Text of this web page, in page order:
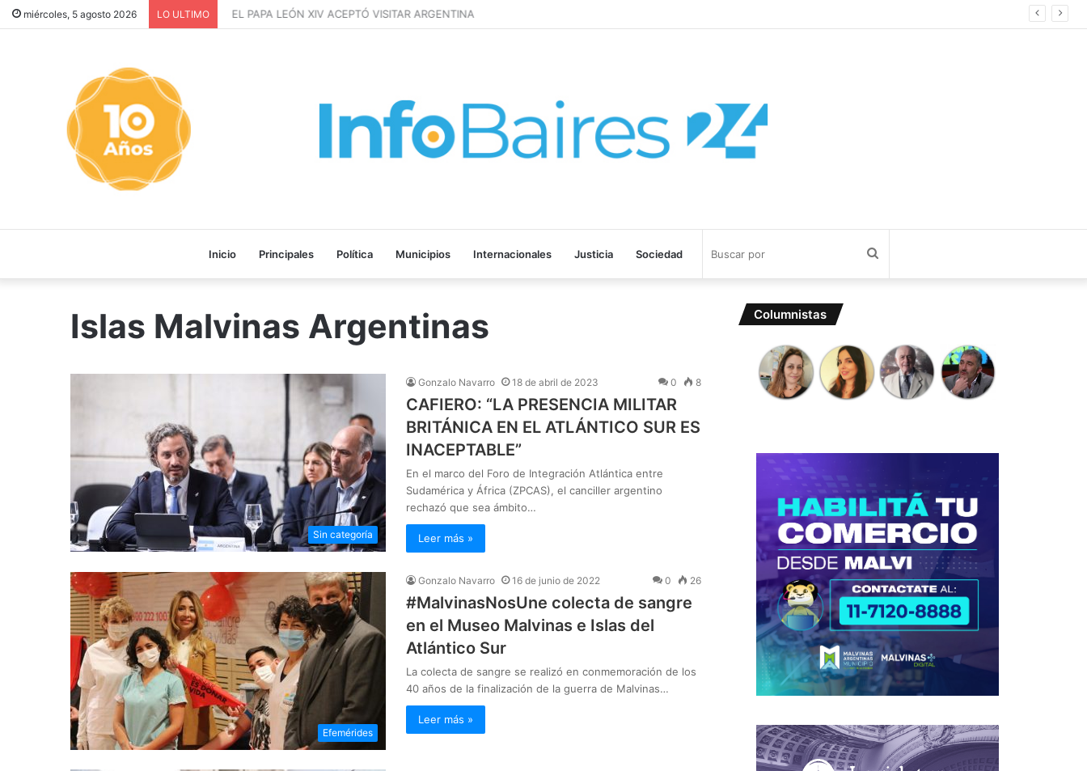
miércoles, 5 agosto 2026 LO ULTIMO EL PAPA LEÓN XIV ACEPTÓ VISITAR ARGENTINA
Inicio Principales Política Municipios Internacionales Justicia Sociedad
Islas Malvinas Argentinas
Sin categoría
Gonzalo Navarro 18 de abril de 2023 0 8
CAFIERO: “LA PRESENCIA MILITAR
BRITÁNICA EN EL ATLÁNTICO SUR ES
INACEPTABLE”
En el marco del Foro de Integración Atlántica entre
Sudamérica y África (ZPCAS), el canciller argentino
rechazó que sea ámbito…
Leer más »
Efemérides
Gonzalo Navarro 16 de junio de 2022 0 26
#MalvinasNosUne colecta de sangre
en el Museo Malvinas e Islas del
Atlántico Sur
La colecta de sangre se realizó en conmemoración de los
40 años de la finalización de la guerra de Malvinas…
Leer más »
Columnistas